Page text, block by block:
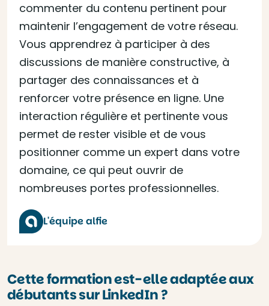
commenter du contenu pertinent pour
maintenir l’engagement de votre réseau.
Vous apprendrez à participer à des
discussions de manière constructive, à
partager des connaissances et à
renforcer votre présence en ligne. Une
interaction régulière et pertinente vous
permet de rester visible et de vous
positionner comme un expert dans votre
domaine, ce qui peut ouvrir de
nombreuses portes professionnelles.
L'équipe alfie
Cette formation est-elle adaptée aux
débutants sur LinkedIn ?